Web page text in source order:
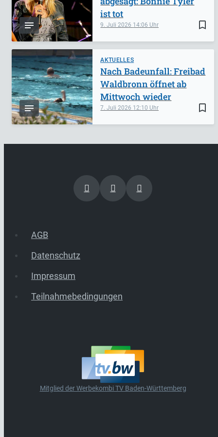
bookmark_border
9. Juli 2026 14:06
ist tot
AKTUELLES
bookmark_border
7. Juli 2026 12:10
Nach Badeunfall: Freibad
Waldbronn öffnet ab
Mittwoch wieder
AGB
Datenschutz
Impressum
Teilnahmebedingungen
Mitglied der Werbekombi TV Baden-Württemberg